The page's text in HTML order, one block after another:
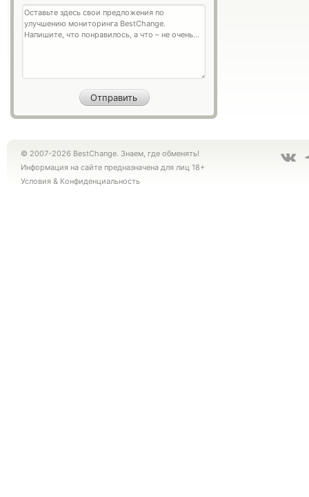
© 2007-2026 BestChange. Знаем, где обменять!
Информация на сайте предназначена для лиц 18+
Условия & Конфиденциальность